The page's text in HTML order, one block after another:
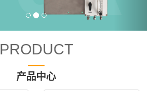
PRODUCT
产品中心